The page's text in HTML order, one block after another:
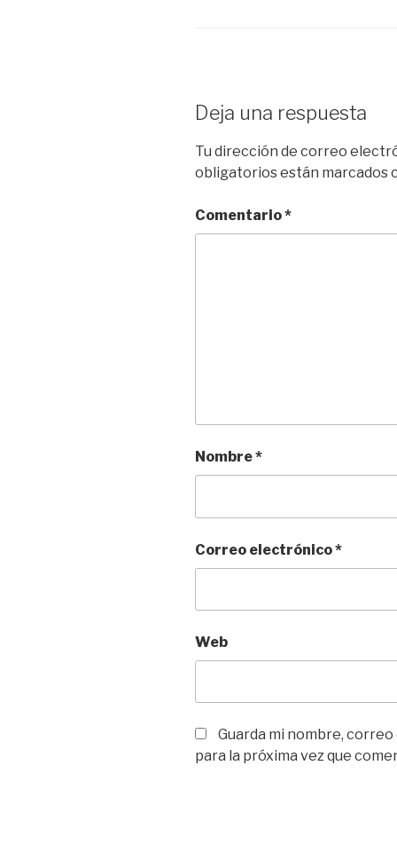
Deja una respuesta
Tu dirección de correo
obligatorios están marcados
Comentario*
Nombre*
Correo electrónico*
Web
Guarda mi nombre,
para la próxima vez que